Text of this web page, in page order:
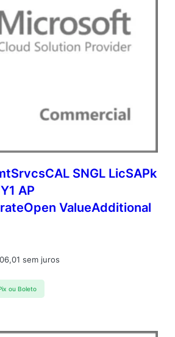
SNGL LicSAPk
AP
ValueAdditional
sem juros
ou Boleto